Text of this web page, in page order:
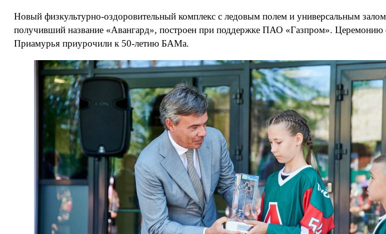
Новый физкультурно-оздоровительный комплекс с ледовым полем и универсальным
получивший название «Авангард», построен при поддержке ПАО «Газпром». Церемонию
Приамурья приурочили к 50-летию БАМа.